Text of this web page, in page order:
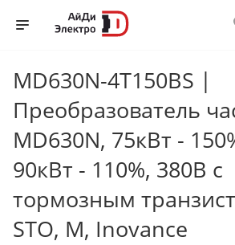
MD630N-4T150BS |
Преобразователь
MD630N, 75кВт -
90кВт - 110%, 380В с
тормозным
STO, M, Inovance